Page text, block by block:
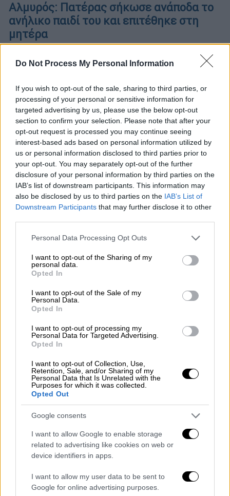
Do Not Process My Personal Information
If you wish to opt-out of the sale, sharing to third parties, or
processing of your personal or sensitive information for
targeted advertising by us, please use the below opt-out
section to confirm your selection. Please note that after your
opt-out request is processed you may continue seeing
interest-based ads based on personal information utilized by
us or personal information disclosed to third parties prior to
your opt-out. You may separately opt-out of the further
disclosure of your personal information by third parties on the
IAB’s list of downstream participants. This information may
also be disclosed by us to third parties on the IAB’s List of
Downstream Participants that may further disclose it to other
Please note that this website/app uses one or more Google
not limited to your visit or usage behaviour. You may click to
grant or deny consent to Google and its third-party tags to
use your data for below specified purposes in below Google
consent section.
Personal Data Processing Opt Outs
I want to opt-out of the Sharing of my
personal data.
Opted In
I want to opt-out of the Sale of my
Personal Data.
Opted In
I want to opt-out of processing my
Personal Data for Targeted Advertising.
Opted In
I want to opt-out of Collection, Use,
Retention, Sale, and/or Sharing of my
Personal Data that Is Unrelated with the
Purposes for which it was collected.
Opted Out
Google consents
I want to allow Google to enable storage
related to advertising like cookies on web or
device identifiers in apps.
I want to allow my user data to be sent to
Google for online advertising purposes.
Αλμυρός: Πατέρας σήκωσε ανάποδα το
ανήλικο παιδί του και επιτέθηκε στη
μητέρα
αναγνωρίζοντάς του ελαφρυντικά και
Πολιτική|30.10.2025 22:00
Δένδιας: «Ξεκινάμε το 2026 την
εθελοντική στράτευση γυναικών» - Τι
είπε για Τουρκία και Ένοπλες Δυνάμεις
Με μια μονάδα εθελοντριών ξεκινά το
σχέδιο για τη στράτευση των γυναικών -
Όσα είπε ο υπουργός Άμυνας για την
Τουρκία και τον εκσυγχρονισμό των
Ένοπλων Δυνάμεων